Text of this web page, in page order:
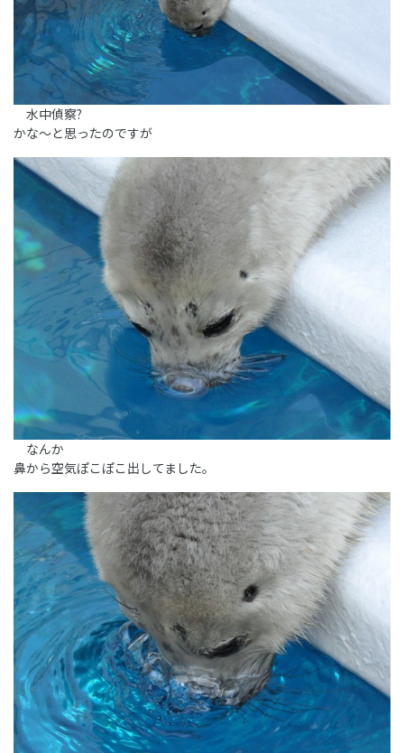
水中偵察?
かな～と思ったのですが
なんか
鼻から空気ぽこぽこ出してました。